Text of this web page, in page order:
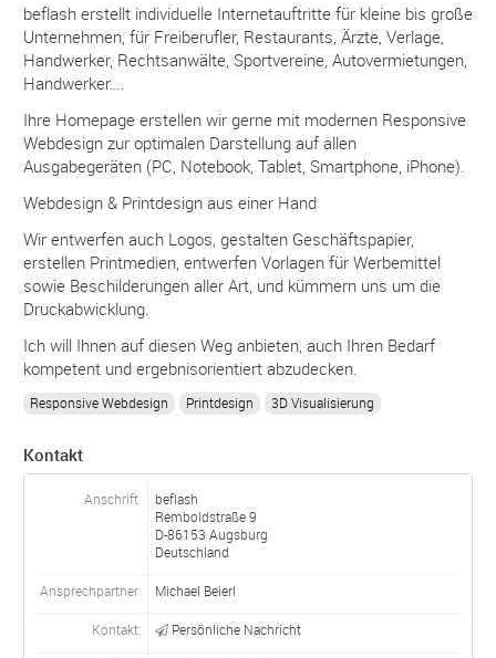
beflash erstellt individuelle Internetauftritte für kleine bis große
Unternehmen, für Freiberufler, Restaurants, Ärzte, Verlage,
Handwerker, Rechtsanwälte, Sportvereine, Autovermietungen,
Handwerker….
Ihre Homepage erstellen wir gerne mit modernen Responsive
Webdesign zur optimalen Darstellung auf allen
Ausgabegeräten (PC, Notebook, Tablet, Smartphone, iPhone).
Webdesign & Printdesign aus einer Hand
Wir entwerfen auch Logos, gestalten Geschäftspapier,
erstellen Printmedien, entwerfen Vorlagen für Werbemittel
sowie Beschilderungen aller Art, und kümmern uns um die
Druckabwicklung.
Ich will Ihnen auf diesen Weg anbieten, auch Ihren Bedarf
kompetent und ergebnisorientiert abzudecken.
Responsive Webdesign Printdesign 3D Visualisierung
Kontakt
Anschrift
beflash
Remboldstraße 9
D-86153 Augsburg
Deutschland
Ansprechpartner Michael Beierl
Kontakt Persönliche Nachricht